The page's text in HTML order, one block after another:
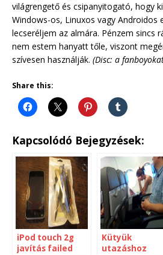
világrengető és csipanyitogató, hogy
Windows-os, Linuxos vagy Androidos
lecseréljem az almára. Pénzem sincs
nem estem hanyatt tőle, viszont
szívesen használják. (Disc: a
Share this:
Kapcsolódó Bejegyzések:
iPod touch 2g
javítás failed
Kütyük
utazáshoz